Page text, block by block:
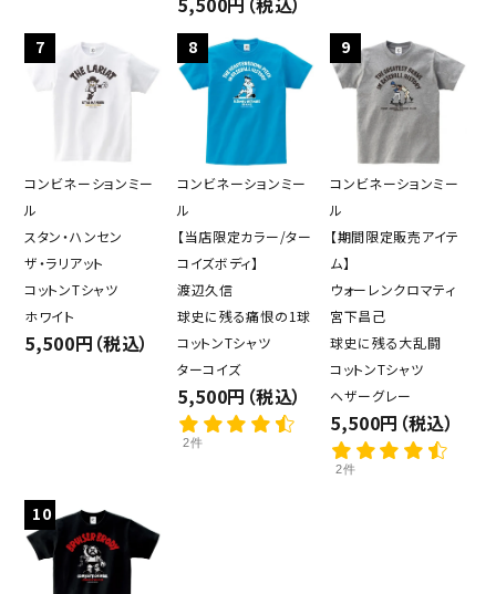
7
コンビネーションミー
ル
スタン・ハンセン
ザ・ラリアット
コットンTシャツ
ホワイト
5,500円（税込）
8
コンビネーションミー
ル
【当店限定カラー/ター
コイズボディ】
渡辺久信
球史に残る痛恨の1球
コットンTシャツ
ターコイズ
5,500円（税込）
2件
9
コンビネーションミー
ル
【期間限定販売アイテ
ム】
ウォーレンクロマティ
宮下昌己
球史に残る大乱闘
コットンTシャツ
ヘザーグレー
5,500円（税込）
2件
10